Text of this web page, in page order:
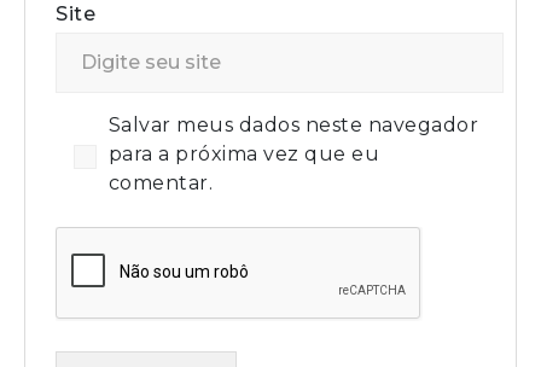
Site
Salvar meus dados neste navegador
para a próxima vez que eu
comentar.